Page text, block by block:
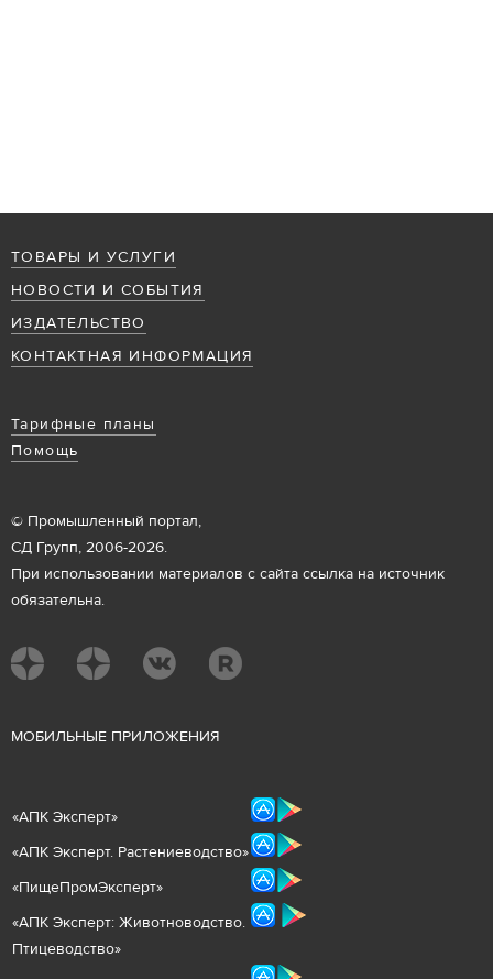
ТОВАРЫ И УСЛУГИ
НОВОСТИ И СОБЫТИЯ
ИЗДАТЕЛЬСТВО
КОНТАКТНАЯ ИНФОРМАЦИЯ
Тарифные планы
Помощь
© Промышленный портал,
СД Групп, 2006-2026.
При использовании материалов с сайта ссылка на источник
обязательна.
МОБИЛЬНЫЕ ПРИЛОЖЕНИЯ
«АПК Эксперт»
«АПК Эксперт. Растениеводство»
«ПищеПромЭксперт»
«АПК Эксперт: Животноводство.
Птицеводство»